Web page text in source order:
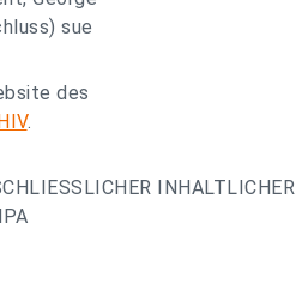
sue
des
.
INHALTLICHER